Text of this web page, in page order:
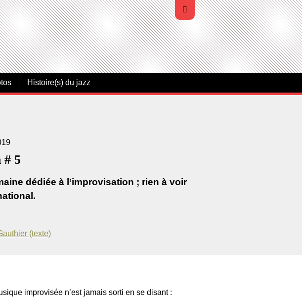
Histoire(s) du jazz
# 5
dédiée à l’improvisation ; rien à voir
(texte)
improvisée n’est jamais sorti en se disant :